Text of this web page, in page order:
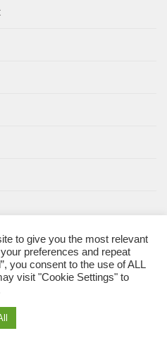
to give you the most relevant
preferences and repeat
you consent to the use of ALL
visit "Cookie Settings" to